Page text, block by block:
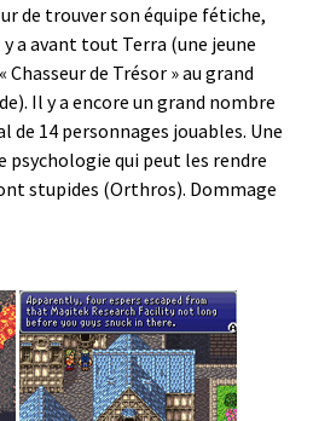
de trouver son équipe fétiche,
a avant tout Terra (une jeune
de Trésor » au grand
Il y a encore un grand nombre
de 14 personnages jouables. Une
psychologie qui peut les rendre
stupides (Orthros). Dommage